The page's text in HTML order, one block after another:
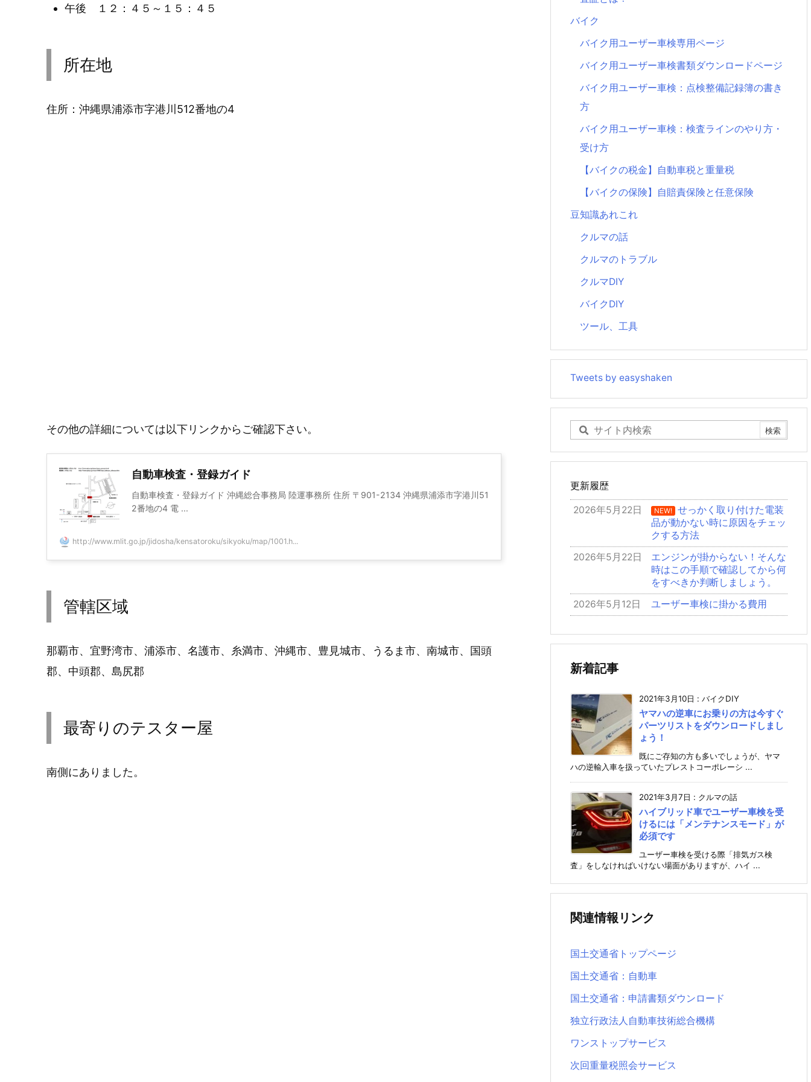
午後 １２：４５～１５：４５
所在地
住所：沖縄県浦添市字港川512番地の4
その他の詳細については以下リンクからご確認下さい。
自動車検査・登録ガイド
自動車検査・登録ガイド 沖縄総合事務局 陸運事務所 住所 〒901-2134 沖縄県浦添市字港川51
2番地の4 電 ...
http://www.mlit.go.jp/jidosha/kensatoroku/sikyoku/map/1001.h...
管轄区域
那覇市、宜野湾市、浦添市、名護市、糸満市、沖縄市、豊見城市、うるま市、南城市、国頭
郡、中頭郡、島尻郡
最寄りのテスター屋
南側にありました。
バイク
バイク用ユーザー車検専用ページ
バイク用ユーザー車検書類ダウンロードページ
バイク用ユーザー車検：点検整備記録簿の書き
方
バイク用ユーザー車検：検査ラインのやり方・
受け方
【バイクの税金】自動車税と重量税
【バイクの保険】自賠責保険と任意保険
豆知識あれこれ
クルマの話
クルマのトラブル
クルマDIY
バイクDIY
ツール、工具
Tweets by easyshaken
更新履歴
2026年5月22日 NEW! せっかく取り付けた電装
品が動かない時に原因をチェッ
クする方法
2026年5月22日
エンジンが掛からない！そんな
時はこの手順で確認してから何
をすべきか判断しましょう。
2026年5月12日
ユーザー車検に掛かる費用
新着記事
2021年3月10日 : バイクDIY
ヤマハの逆車にお乗りの方は今すぐ
パーツリストをダウンロードしまし
ょう！
既にご存知の方も多いでしょうが、ヤマ
ハの逆輸入車を扱っていたプレストコーポレーシ ...
2021年3月7日 : クルマの話
ハイブリッド車でユーザー車検を受
けるには「メンテナンスモード」が
必須です
ユーザー車検を受ける際「排気ガス検
査」をしなければいけない場面がありますが、ハイ ...
関連情報リンク
国土交通省トップページ
国土交通省：自動車
国土交通省：申請書類ダウンロード
独立行政法人自動車技術総合機構
ワンストップサービス
次回重量税照会サービス